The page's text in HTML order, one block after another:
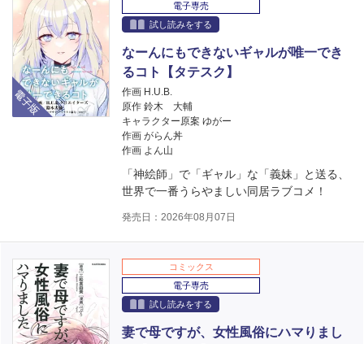
電子版
電子専売
試し読みをする
なーんにもできないギャルが唯一でき
るコト【タテスク】
作画 H.U.B.
原作 鈴木 大輔
キャラクター原案 ゆがー
作画 がらん丼
作画 よん山
「神絵師」で「ギャル」な「義妹」と送る、
世界で一番うらやましい同居ラブコメ！
発売日：2026年08月07日
コミックス
電子専売
試し読みをする
妻で母ですが、女性風俗にハマりまし